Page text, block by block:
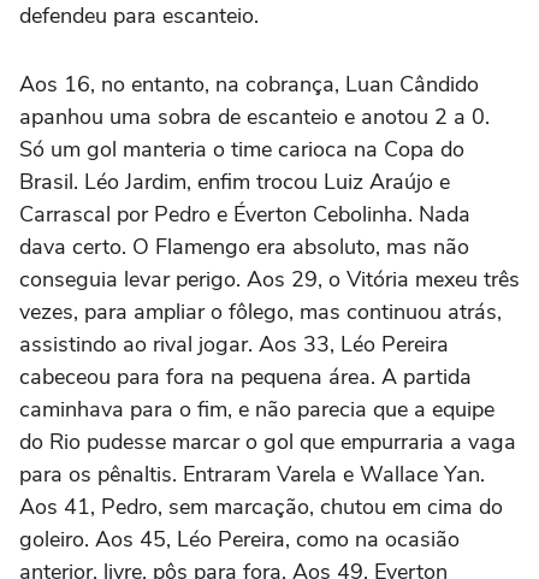
defendeu para escanteio.
Aos 16, no entanto, na cobrança, Luan Cândido
apanhou uma sobra de escanteio e anotou 2 a 0.
Só um gol manteria o time carioca na Copa do
Brasil. Léo Jardim, enfim trocou Luiz Araújo e
Carrascal por Pedro e Éverton Cebolinha. Nada
dava certo. O Flamengo era absoluto, mas não
conseguia levar perigo. Aos 29, o Vitória mexeu três
vezes, para ampliar o fôlego, mas continuou atrás,
assistindo ao rival jogar. Aos 33, Léo Pereira
cabeceou para fora na pequena área. A partida
caminhava para o fim, e não parecia que a equipe
do Rio pudesse marcar o gol que empurraria a vaga
para os pênaltis. Entraram Varela e Wallace Yan.
Aos 41, Pedro, sem marcação, chutou em cima do
goleiro. Aos 45, Léo Pereira, como na ocasião
anterior, livre, pôs para fora. Aos 49, Everton